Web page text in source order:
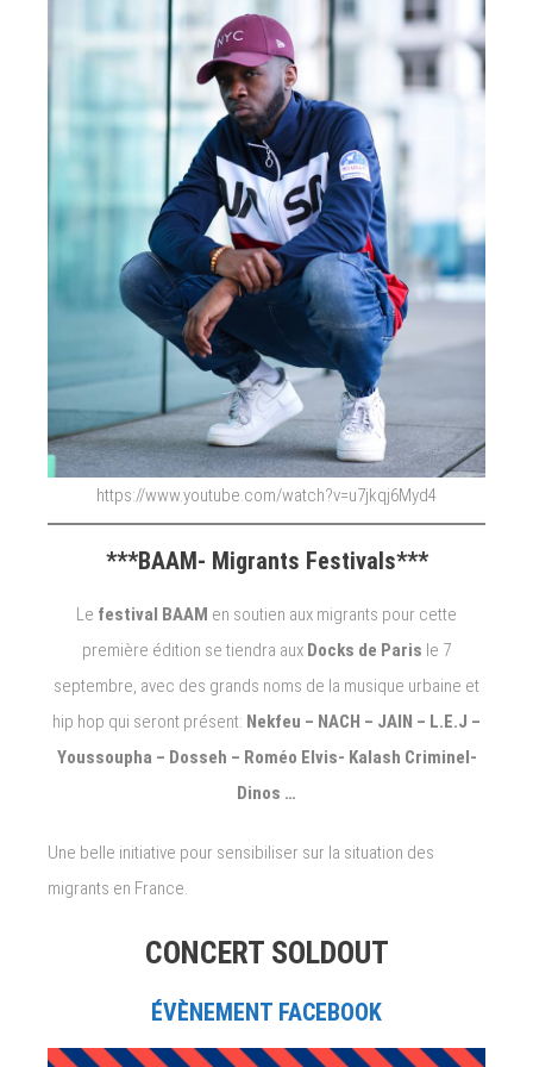
https://www.youtube.com/watch?v=u7jkqj6Myd4
***BAAM- Migrants Festivals***
Le festival BAAM en soutien aux migrants pour cette
première édition se tiendra aux Docks de Paris le 7
septembre, avec des grands noms de la musique urbaine et
hip hop qui seront présent: Nekfeu – NACH – JAIN – L.E.J –
Youssoupha – Dosseh – Roméo Elvis- Kalash Criminel-
Dinos …
Une belle initiative pour sensibiliser sur la situation des
migrants en France.
CONCERT SOLDOUT
ÉVÈNEMENT FACEBOOK